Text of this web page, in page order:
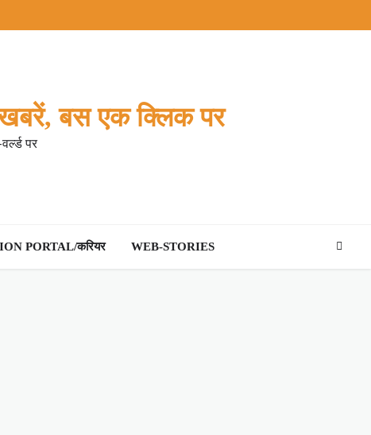
बस एक क्लिक पर
पर
PORTAL/करियर WEB-STORIES